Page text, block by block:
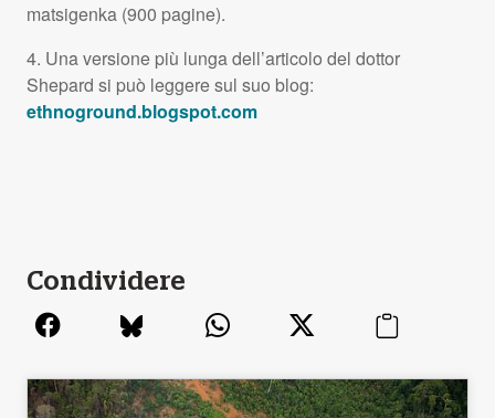
matsigenka (900 pagine).
4. Una versione più lunga dell’articolo del dottor
Shepard si può leggere sul suo blog:
ethnoground.blogspot.com
Condividere